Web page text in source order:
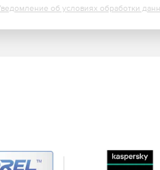
об условиях обработки